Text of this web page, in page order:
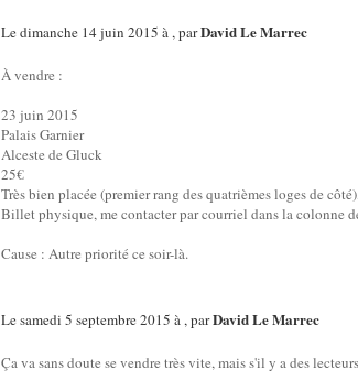
Le dimanche 14 juin 2015 à , parDavid Le Marrec
À vendre :
23 juin 2015
Palais Garnier
Alceste de Gluck
25€
Très bien placée (premier rang des quatrièmes loges de
Billet physique, me contacter par courriel dans la colonne
Cause : Autre priorité ce soir-là.
Le samedi 5 septembre 2015 à , parDavid Le Marrec
Ça va sans doute se vendre très vite, mais s'il y a des